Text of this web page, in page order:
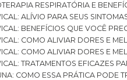
RESPIRATÓRIA E
ALÍVIO PARA SEUS
BENEFÍCIOS QUE VOCÊ
COMO ALIVIAR DORES E
COMO ALIVIAR DORES E
TRATAMENTOS EFICAZES
COMO ESSA PRÁTICA PODE